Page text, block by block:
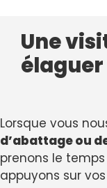
Une
Lorsque vous
d’abattage ou
prenons le
appuyons sur